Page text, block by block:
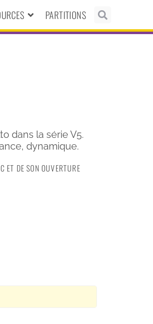
PARTITIONS
dans la série V5.
dynamique.
ET DE SON OUVERTURE